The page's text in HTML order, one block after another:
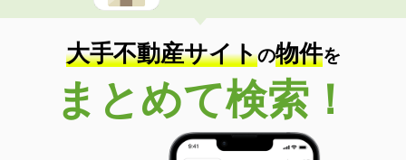
大手不動産サイトの物件を
まとめて検索！